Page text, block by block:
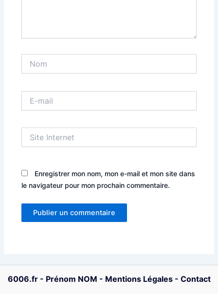
mail
Internet
Enregistrer mon nom, mon e-mail et mon site dans
le navigateur pour mon prochain commentaire.
6006.fr- Prénom NOM - Mentions Légales- Contact